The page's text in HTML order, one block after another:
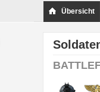
Übersicht